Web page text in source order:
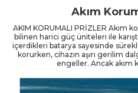
Akım
AKIM KORUMALI PRİZLER Akım
bilinen harici güç üniteleri ile
içerdikleri batarya sayesinde sürekli
korurken, cihazın aşırı gerilim
engeller. Ancak akım